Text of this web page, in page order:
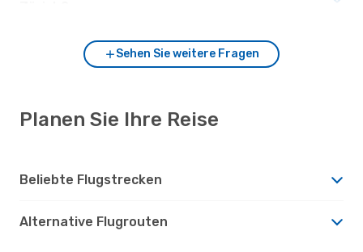
Sehen Sie weitere Fragen
Planen Sie Ihre Reise
Beliebte Flugstrecken
Alternative Flugrouten